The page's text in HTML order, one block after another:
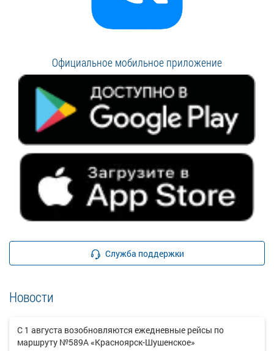
Официальное мобильное приложение
Служба поддержки
Новости
С 1 августа возобновляются ежедневные рейсы по
маршруту №589А «Красноярск-Шушенское»